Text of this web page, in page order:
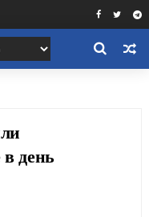
день